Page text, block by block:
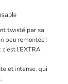
twisté par sa
peu remontée !
l’EXTRA
et intense, qui